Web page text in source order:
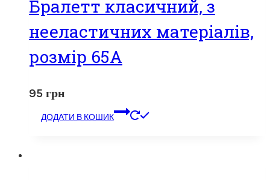
Бралетт класичний, з
нееластичних матеріалів,
розмір 65А
95 грн
ДОДАТИ В КОШИК